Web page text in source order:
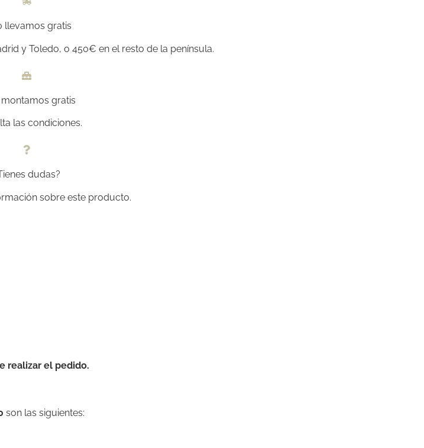
llevamos gratis
y Toledo, o 450€ en el resto de la península.
montamos gratis
las condiciones.
dudas?
sobre este producto.
realizar el pedido.
son las siguientes: